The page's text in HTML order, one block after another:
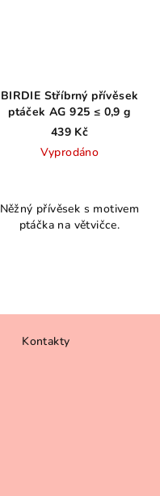
BIRDIE Stříbrný přívěsek
ptáček AG 925 ≤ 0,9 g
439 Kč
Vyprodáno
produktu
je
Něžný přívěsek s motivem
ptáčka na větvičce.
Kontakty